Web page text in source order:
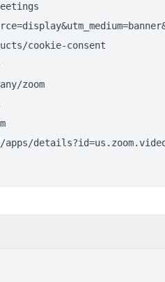
cookie-consent
zoom